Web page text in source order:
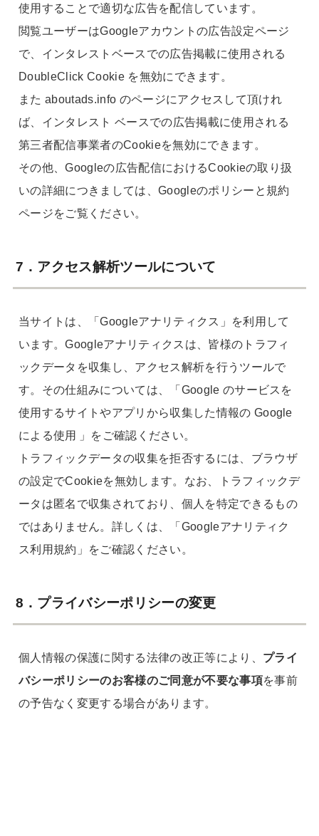
使用することで適切な広告を配信しています。
閲覧ユーザーはGoogleアカウントの広告設定ページ
で、インタレストベースでの広告掲載に使用される
DoubleClick Cookie を無効にできます。
また aboutads.info のページにアクセスして頂けれ
ば、インタレスト ベースでの広告掲載に使用される
第三者配信事業者のCookieを無効にできます。
その他、Googleの広告配信におけるCookieの取り扱
いの詳細につきましては、Googleのポリシーと規約
ページをご覧ください。
7．アクセス解析ツールについて
当サイトは、「Googleアナリティクス」を利用して
います。Googleアナリティクスは、皆様のトラフィ
ックデータを収集し、アクセス解析を行うツールで
す。その仕組みについては、「Google のサービスを
使用するサイトやアプリから収集した情報の Google
による使用 」をご確認ください。
トラフィックデータの収集を拒否するには、ブラウザ
の設定でCookieを無効します。なお、トラフィックデ
ータは匿名で収集されており、個人を特定できるもの
ではありません。詳しくは、「Googleアナリティク
ス利用規約」をご確認ください。
8．プライバシーポリシーの変更
個人情報の保護に関する法律の改正等により、 プライ
バシーポリシーのお客様のご同意が不要な事項を事前
の予告なく変更する場合があります。